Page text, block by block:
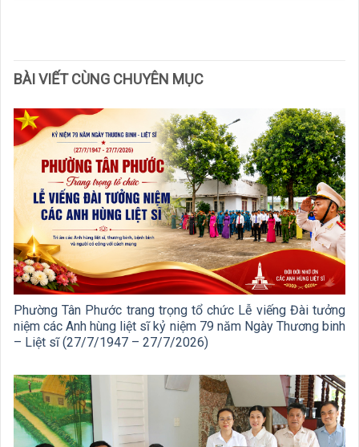
BÀI VIẾT CÙNG CHUYÊN MỤC
Phường Tân Phước trang trọng tổ chức Lễ viếng Đài tưởng
niệm các Anh hùng liệt sĩ kỷ niệm 79 năm Ngày Thương binh
– Liệt sĩ (27/7/1947 – 27/7/2026)